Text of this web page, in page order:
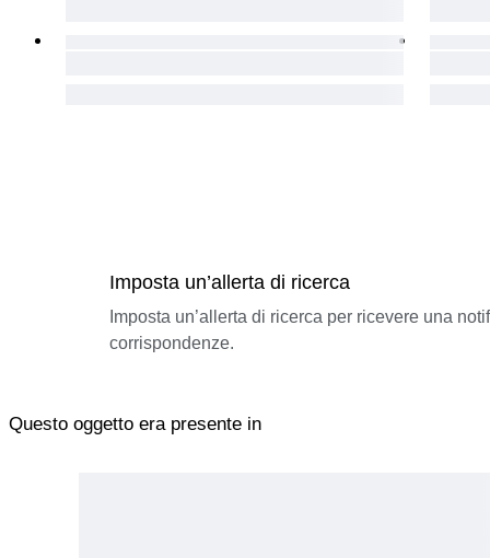
Imposta un’allerta di ricerca
Imposta un’allerta di ricerca per ricevere una
corrispondenze.
Questo oggetto era presente in